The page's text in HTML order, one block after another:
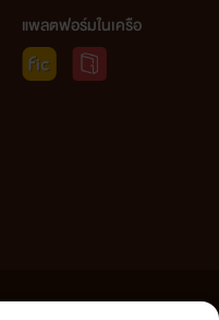
แพลตฟอร์มในเครือ